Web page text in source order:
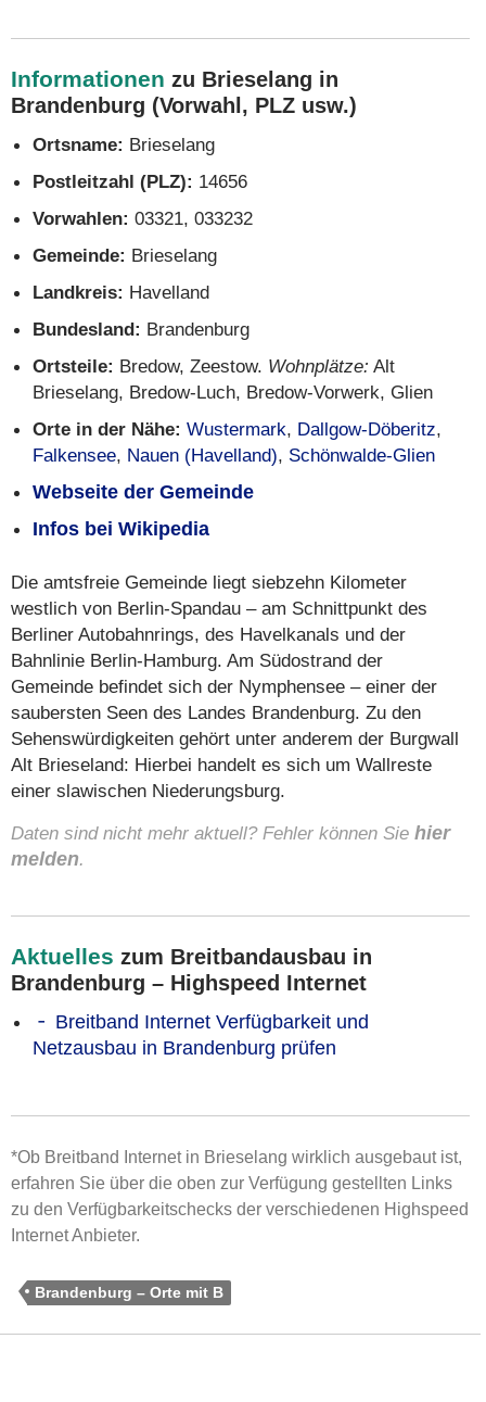
Informationen zu Brieselang in
Brandenburg (Vorwahl, PLZ usw.)
Ortsname: Brieselang
Postleitzahl (PLZ): 14656
Vorwahlen: 03321, 033232
Gemeinde: Brieselang
Landkreis: Havelland
Bundesland: Brandenburg
Ortsteile: Bredow, Zeestow. Wohnplätze: Alt
Brieselang, Bredow-Luch, Bredow-Vorwerk, Glien
Orte in der Nähe: Wustermark, Dallgow-Döberitz,
Falkensee, Nauen (Havelland), Schönwalde-Glien
Webseite der Gemeinde
Infos bei Wikipedia
Die amtsfreie Gemeinde liegt siebzehn Kilometer
westlich von Berlin-Spandau – am Schnittpunkt des
Berliner Autobahnrings, des Havelkanals und der
Bahnlinie Berlin-Hamburg. Am Südostrand der
Gemeinde befindet sich der Nymphensee – einer der
saubersten Seen des Landes Brandenburg. Zu den
Sehenswürdigkeiten gehört unter anderem der Burgwall
Alt Brieseland: Hierbei handelt es sich um Wallreste
einer slawischen Niederungsburg.
Daten sind nicht mehr aktuell? Fehler können Sie hier
melden.
Aktuelles zum Breitbandausbau in
Brandenburg – Highspeed Internet
Breitband Internet Verfügbarkeit und
Netzausbau in Brandenburg prüfen
*Ob Breitband Internet in Brieselang wirklich ausgebaut ist,
erfahren Sie über die oben zur Verfügung gestellten Links
zu den Verfügbarkeitschecks der verschiedenen Highspeed
Internet Anbieter.
Brandenburg – Orte mit B